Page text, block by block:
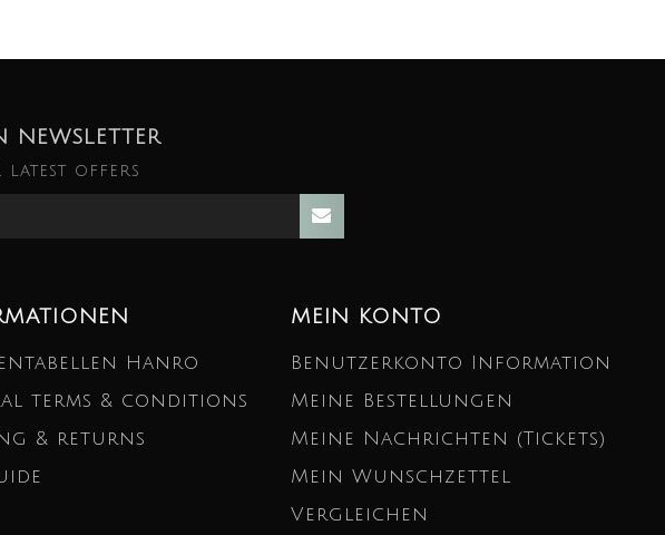
NEWSLETTER
latest offers
Hanro
terms & conditions
& returns
MEIN KONTO
Benutzerkonto Information
Meine Bestellungen
Meine Nachrichten (Tickets)
Mein Wunschzettel
Vergleichen